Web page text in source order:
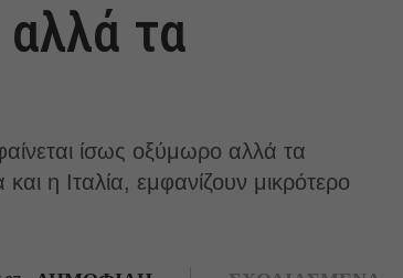
τα
ίσως οξύμωρο αλλά τα
η Ιταλία, εμφανίζουν μικρότερο